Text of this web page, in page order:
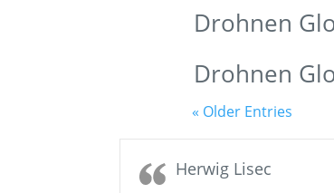
Drohnen
Drohnen
« Older Entries
Herwig Lisec